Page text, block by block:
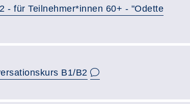
- für Teilnehmer*innen 60+ - "Odette
B1/B2